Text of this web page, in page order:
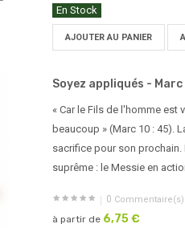
En Stock
AJOUTER AU PANIER
Soyez appliqués - Marc
« Car le Fils de l'homme est
beaucoup » (Marc 10 : 45).
sacrifice pour son prochain.
suprême : le Messie en
0 Commentaire(s)
à partir de 6,75 €